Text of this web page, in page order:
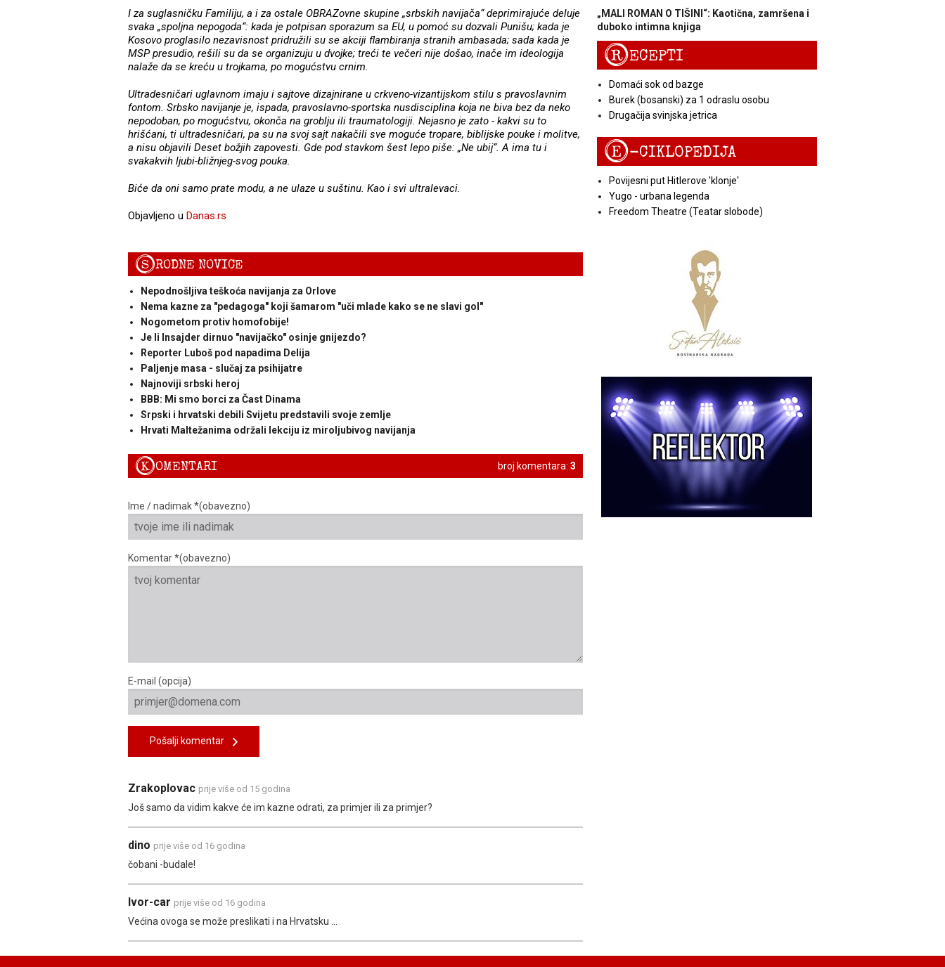
I za suglasničku Familiju, a i za ostale OBRAZovne skupine „srbskih navijača“ deprimirajuće deluje
svaka „spoljna nepogoda“: kada je potpisan sporazum sa EU, u pomoć su dozvali Punišu; kada je
Kosovo proglasilo nezavisnost pridružili su se akciji flambiranja stranih ambasada; sada kada je
MSP presudio, rešili su da se organizuju u dvojke; treći te večeri nije došao, inače im ideologija
nalaže da se kreću u trojkama, po mogućstvu crnim.
Ultradesničari uglavnom imaju i sajtove dizajnirane u crkveno-vizantijskom stilu s pravoslavnim
fontom. Srbsko navijanje je, ispada, pravoslavno-sportska nusdisciplina koja ne biva bez da neko
nepodoban, po mogućstvu, okonča na groblju ili traumatologiji. Nejasno je zato - kakvi su to
hrišćani, ti ultradesničari, pa su na svoj sajt nakačili sve moguće tropare, biblijske pouke i molitve,
a nisu objavili Deset božjih zapovesti. Gde pod stavkom šest lepo piše: „Ne ubij“. A ima tu i
svakakvih ljubi-bližnjeg-svog pouka.
Biće da oni samo prate modu, a ne ulaze u suštinu. Kao i svi ultralevaci.
Objavljeno u Danas.rs
SRODNE NOVICE
Nepodnošljiva teškoća navijanja za Orlove
Nema kazne za "pedagoga" koji šamarom "uči mlade kako se ne slavi gol"
Nogometom protiv homofobije!
Je li Insajder dirnuo "navijačko" osinje gnijezdo?
Reporter Luboš pod napadima Delija
Paljenje masa - slučaj za psihijatre
Najnoviji srbski heroj
BBB: Mi smo borci za Čast Dinama
Srpski i hrvatski debili Svijetu predstavili svoje zemlje
Hrvati Maltežanima održali lekciju iz miroljubivog navijanja
broj komentara: 3
KOMENTARI
Ime / nadimak *(obavezno)
Komentar *(obavezno)
E-mail (opcija)
Pošalji komentar
Zrakoplovac prije više od 15 godina
Još samo da vidim kakve će im kazne odrati, za primjer ili za primjer?
dino prije više od 16 godina
čobani -budale!
Ivor-car prije više od 16 godina
Većina ovoga se može preslikati i na Hrvatsku ...
„MALI ROMAN O TIŠINI“: Kaotična, zamršena i
duboko intimna knjiga
RECEPTI
Domaći sok od bazge
Burek (bosanski) za 1 odraslu osobu
Drugačija svinjska jetrica
E-CIKLOPEDIJA
Povijesni put Hitlerove 'klonje'
Yugo - urbana legenda
Freedom Theatre (Teatar slobode)